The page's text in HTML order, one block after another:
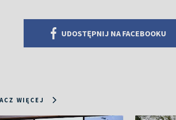
UDOSTĘPNIJ NA FACEBOOKU
WIĘCEJ